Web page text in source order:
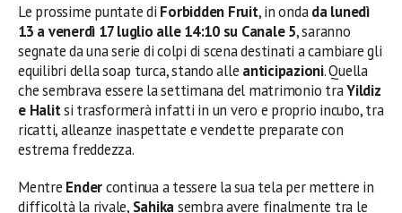
Le prossime puntate di Forbidden Fruit, in ondada lunedì
13 a venerdì 17 luglio alle 14:10 su Canale 5, saranno
segnate da una serie di colpi di scena destinati a cambiare gli
equilibri della soap turca, stando alle anticipazioni. Quella
che sembrava essere la settimana del matrimonio traYildiz
e Halitsi trasformerà infatti in un vero e proprio incubo, tra
ricatti, alleanze inaspettate e vendette preparate con
estrema freddezza.
Mentre Endercontinua a tessere la sua tela per mettere in
difficoltà la rivale, Sahikasembra avere finalmente tra le